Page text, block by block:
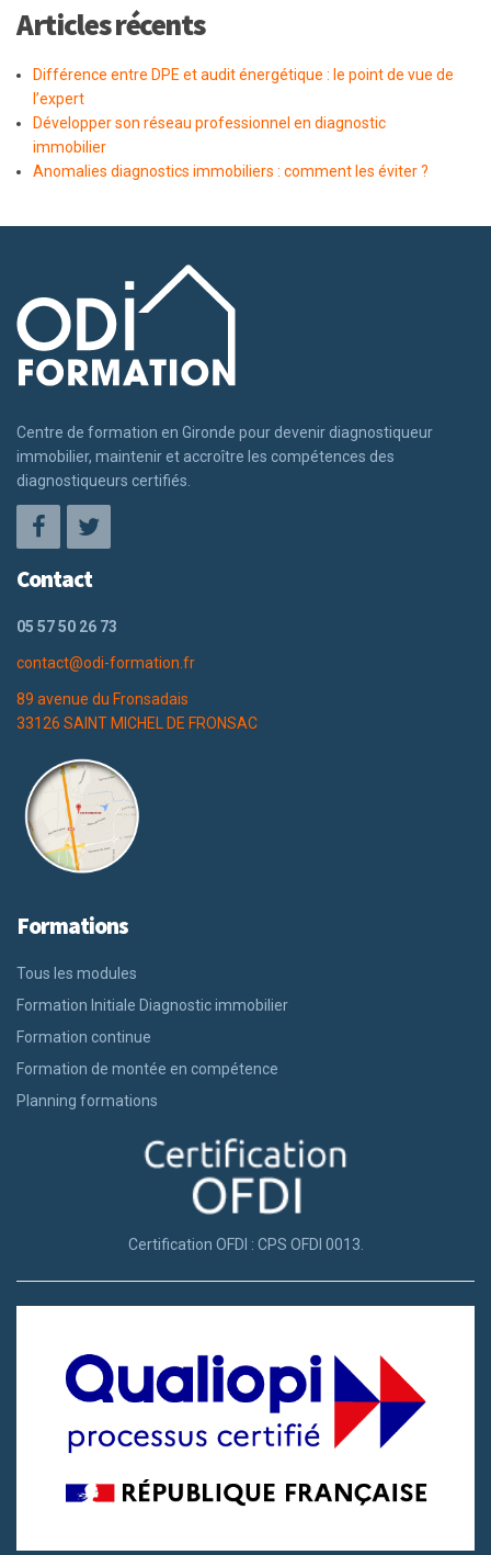
Articles récents
Différence entre DPE et audit énergétique : le point de vue de
l’expert
Développer son réseau professionnel en diagnostic
immobilier
Anomalies diagnostics immobiliers : comment les éviter ?
Centre de formation en Gironde pour devenir diagnostiqueur
immobilier, maintenir et accroître les compétences des
diagnostiqueurs certifiés.
Contact
05 57 50 26 73
contact@odi-formation.fr
89 avenue du Fronsadais
33126 SAINT MICHEL DE FRONSAC
Formations
Tous les modules
Formation Initiale Diagnostic immobilier
Formation continue
Formation de montée en compétence
Planning formations
Certification OFDI : CPS OFDI 0013.